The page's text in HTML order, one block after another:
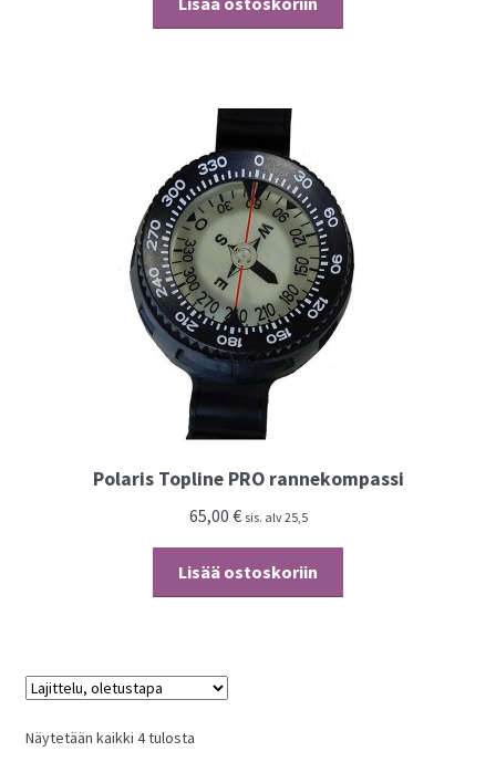
Polaris Topline PRO rannekompassi
65,00 € sis. alv 25,5
Lisää ostoskoriin
Näytetään kaikki 4 tulosta